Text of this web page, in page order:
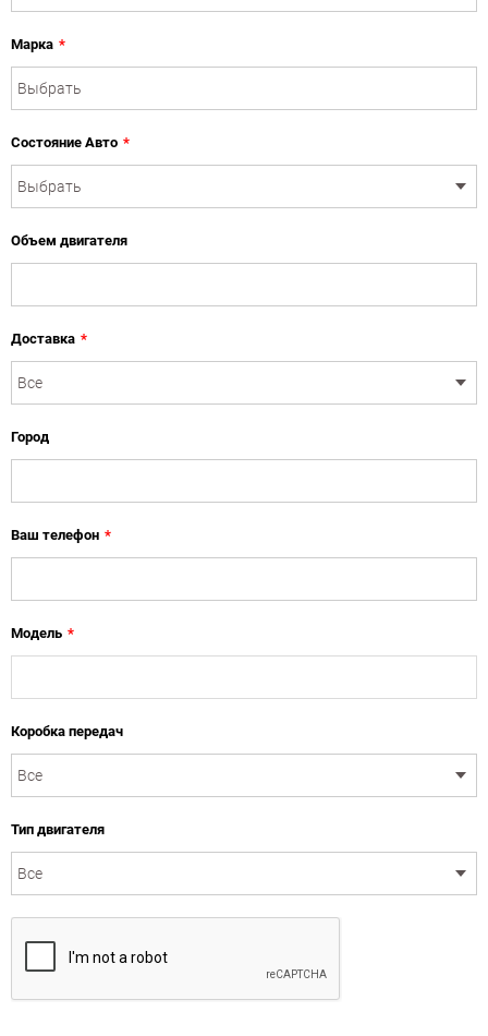
Марка *
Состояние Авто *
Объем двигателя
Доставка *
Город
Ваш телефон *
Модель *
Коробка передач
Тип двигателя